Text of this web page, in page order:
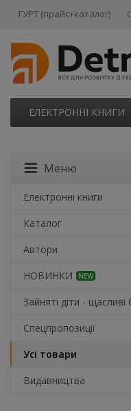
ГУРТ (прайс+каталог)
ЕЛЕКТРОННІ КНИГИ
Меню
Електронні книги
Каталог
Автори
НОВИНКИ
NEW
Зайняті діти - щасливі
Спецпропозиції
Усі товари
Видавництва